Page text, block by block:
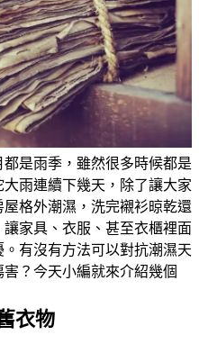
是雨季，雖然很多時候都是
雨連續下幾天，除了讓大家
格外潮濕，洗完襯衫晾乾還
家具、衣服、甚至衣櫃裡面
有沒有方法可以對抗潮濕天
？今天小編就來介紹幾個
衣物